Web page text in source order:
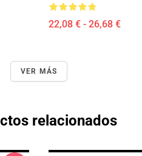
22,08 € - 26,68 €
VER MÁS
relacionados